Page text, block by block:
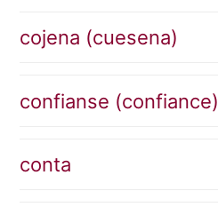
cojena (cuesena)
confianse (confiance)
conta